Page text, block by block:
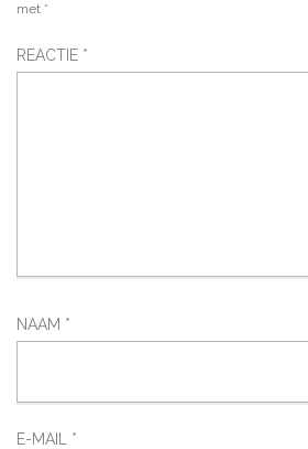
met *
REACTIE *
NAAM *
E-MAIL *